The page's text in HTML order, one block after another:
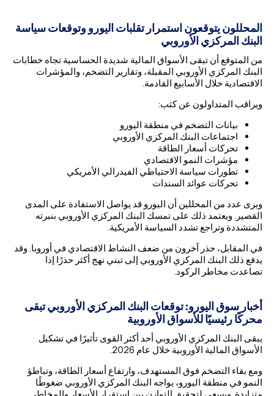
المحللون يتوقعون استمرار تقلبات اليورو وتوقعات سياسة
البنك المركزي الأوروبي
من المتوقع أن تبقى الأسواق المالية شديدة الحساسية تجاه خطابات
البنك المركزي الأوروبي المقبلة، وتقارير التضخم، والمؤشرات
الاقتصادية خلال الأسابيع القادمة.
ويراقب المتداولون عن كثب:
بيانات التضخم في منطقة اليورو
اجتماعات البنك المركزي الأوروبي
تحركات أسعار الطاقة
مؤشرات النمو الاقتصادي
تطورات سياسة الاحتياطي الفيدرالي الأمريكي
تحركات عوائد السندات
ويرى عدد من المحللين أن اليورو قد يواصل الاستفادة على المدى
القصير. ويعتمد ذلك على تمسك البنك المركزي الأوروبي بنبرته
المتشددة وتراجع تشدد السياسة الأمريكية.
في المقابل، حذر آخرون من ضعف النشاط الاقتصادي في أوروبا. وقد
يدفع ذلك البنك المركزي الأوروبي إلى تبني نهج أكثر حذرًا إذا
تصاعدت مخاطر الركود.
أخبار سوق اليورو: توقعات البنك المركزي الأوروبي تبقى
محركًا رئيسيًا للأسواق الأوروبية
يبقى البنك المركزي الأوروبي أحد أكثر القوى تأثيرًا في تشكيل
الأسواق المالية الأوروبية خلال عام 2026.
ومع بقاء التضخم فوق المستهدف، وارتفاع أسعار الطاقة، وتباطؤ
النمو في منطقة اليورو، يواجه البنك المركزي الأوروبي ضغوطًا